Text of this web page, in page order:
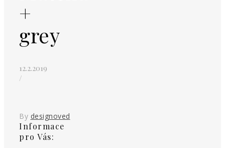
+
grey
12.2.2019
/
By designoved
Informace
pro Vás: